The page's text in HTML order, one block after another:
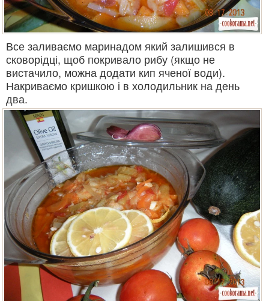
Все заливаємо маринадом який залишився в
сковорідці, щоб покривало рибу (якщо не
вистачило, можна додати кип яченої води).
Накриваємо кришкою і в холодильник на день
два.